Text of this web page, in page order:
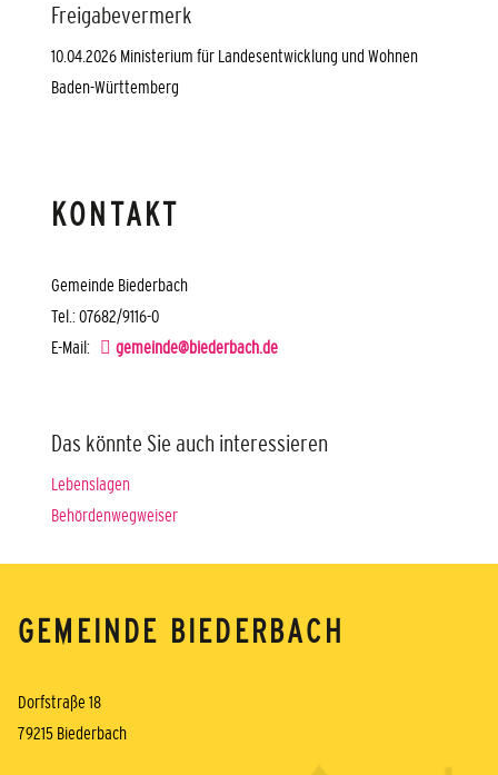
Freigabevermerk
10.04.2026 Ministerium für Landesentwicklung und Wohnen
Baden-Württemberg
KONTAKT
Gemeinde Biederbach
Tel.: 07682/9116-0
E-Mail:
gemeinde@biederbach.de
Das könnte Sie auch interessieren
Lebenslagen
Behördenwegweiser
GEMEINDE BIEDERBACH
Dorfstraße 18
79215 Biederbach